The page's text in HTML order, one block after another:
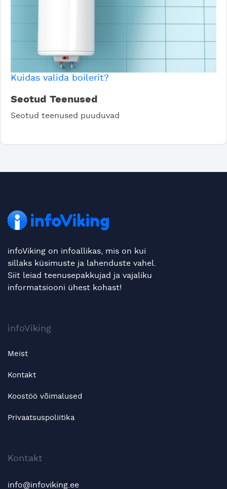
Kuidas valida boilerit?
Seotud Teenused
Seotud teenused puuduvad
infoViking on infoallikas, mis on kui
sillaks küsimuste ja lahenduste vahel.
Siit leiad teenusepakkujad ja vajaliku
informatsiooni ühest kohast!
infoViking
Meist
Kontakt
Koostöö võimalused
Privaatsuspoliitika
Kontakt
info@infoviking.ee